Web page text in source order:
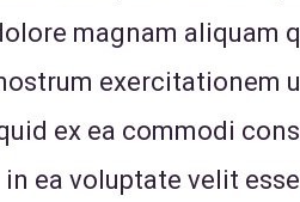
magnam aliquam
exercitationem
ex ea commodi
ea voluptate velit